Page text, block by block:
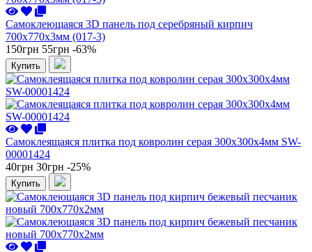
Самоклеющаяся 3D панель под серебряный кирпич
700x770x3мм (017-3)
150грн 55грн -63%
Купить
Самоклеящаяся плитка под ковролин серая 300х300х4мм SW-
00001424
40грн 30грн -25%
Купить